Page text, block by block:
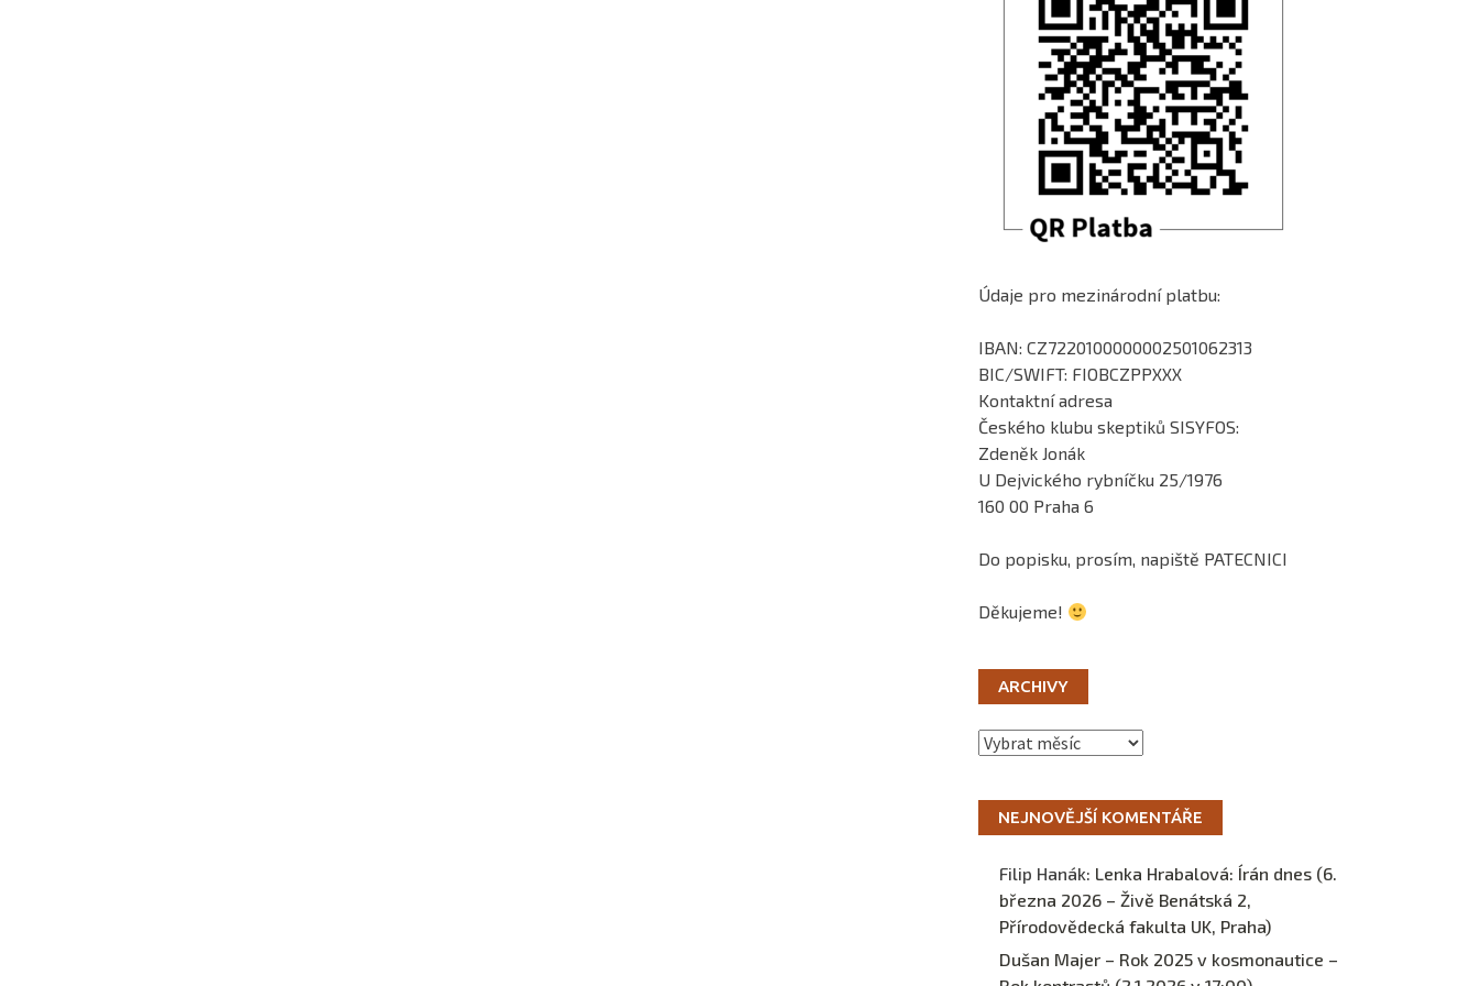
Údaje pro mezinárodní platbu:
IBAN: CZ7220100000002501062313
BIC/SWIFT: FIOBCZPPXXX
Kontaktní adresa
Českého klubu skeptiků SISYFOS:
Zdeněk Jonák
U Dejvického rybníčku 25/1976
160 00 Praha 6
Do popisku, prosím, napiště PATECNICI
Děkujeme!
ARCHIVY
Archivy
NEJNOVĚJŠÍ KOMENTÁŘE
Filip Hanák: Lenka Hrabalová: Írán dnes (6.
března 2026 – Živě Benátská 2,
Přírodovědecká fakulta UK, Praha)
Dušan Majer – Rok 2025 v kosmonautice –